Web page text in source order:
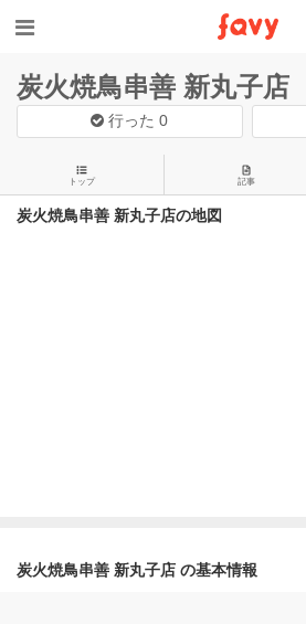
炭火焼鳥串善 新丸子店
行った0
トップ 記事
炭火焼鳥串善 新丸子店の地図
炭火焼鳥串善 新丸子店 の基本情報